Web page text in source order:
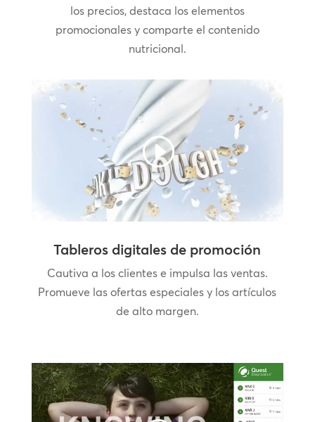
los precios, destaca los elementos
promocionales y comparte el contenido
nutricional.
Tableros digitales de promoción
Cautiva a los clientes e impulsa las ventas.
Promueve las ofertas especiales y los artículos
de alto margen.